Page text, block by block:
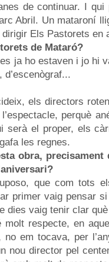
de continuar. I
Abril. Un mataroní
dirigir Els Pastorets
de Mataró?
ja ho estaven i jo hi
els directors
perquè
serà el proper, els
les regnes.
obra, precisament
que com tots
primer vaig pensar
dies vaig tenir clar
molt respecte, en
no em tocava, per
nou director pel